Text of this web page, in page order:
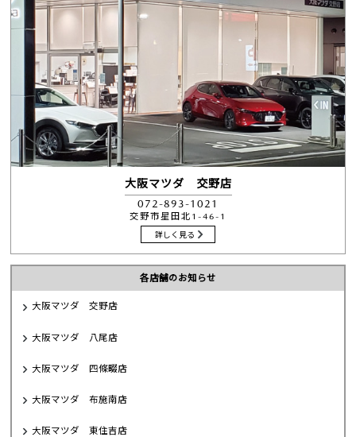
大阪マツダ 交野店
072-893-1021
交野市星田北1-46-1
詳しく見る
各店舗のお知らせ
大阪マツダ 交野店
大阪マツダ 八尾店
大阪マツダ 四條畷店
大阪マツダ 布施南店
大阪マツダ 東住吉店